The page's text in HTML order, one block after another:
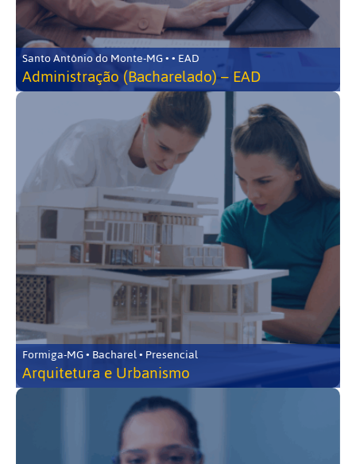
Santo Antônio do Monte-MG • • EAD
Administração (Bacharelado) – EAD
Formiga-MG • Bacharel • Presencial
Arquitetura e Urbanismo